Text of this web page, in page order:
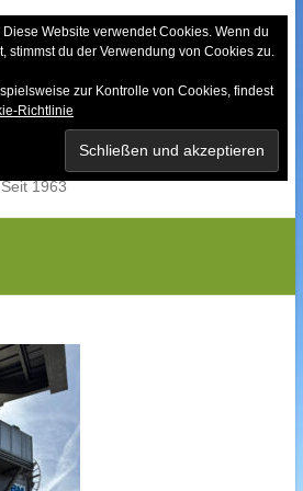
1963
Website verwendet Cookies. Wenn du
stimmst du der Verwendung von Cookies zu.
zur Kontrolle von Cookies, findest
Richtlinie